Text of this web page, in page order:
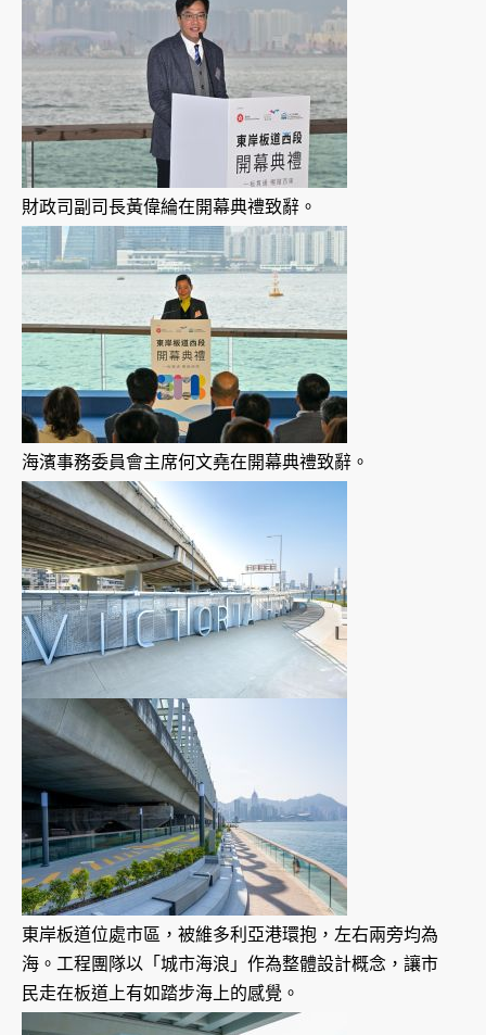
財政司副司長黃偉綸在開幕典禮致辭。
海濱事務委員會主席何文堯在開幕典禮致辭。
東岸板道位處市區，被維多利亞港環抱，左右兩旁均為
海。工程團隊以「城市海浪」作為整體設計概念，讓市
民走在板道上有如踏步海上的感覺。